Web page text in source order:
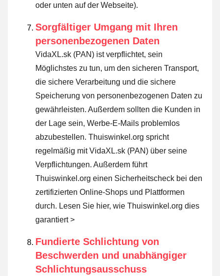
oder unten auf der Webseite).
Sorgfältiger Umgang mit Ihren
personenbezogenen Daten
VidaXL.sk (PAN) ist verpflichtet, sein
Möglichstes zu tun, um den sicheren Transport,
die sichere Verarbeitung und die sichere
Speicherung von personenbezogenen Daten zu
gewährleisten. Außerdem sollten die Kunden in
der Lage sein, Werbe-E-Mails problemlos
abzubestellen. Thuiswinkel.org spricht
regelmäßig mit VidaXL.sk (PAN) über seine
Verpflichtungen. Außerdem führt
Thuiswinkel.org einen Sicherheitscheck bei den
zertifizierten Online-Shops und Plattformen
durch. Lesen Sie hier, wie Thuiswinkel.org dies
garantiert >
Fundierte Schlichtung von
Beschwerden und unabhängiger
Schlichtungsausschuss